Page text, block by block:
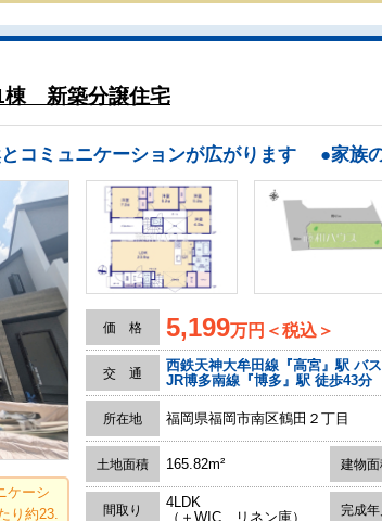
棟 新築分譲住宅
ケーシ
り約23.
価 格 5,199万円＜税込＞
交 通
JR博多南線『博多』駅 徒歩43分
所在地 福岡県福岡市南区鶴田２丁目
土地面積 165.82m² 建物
間取り
4LDK
（＋WIC、リネン庫）
完成年